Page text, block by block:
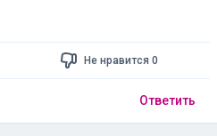
Не нравится 0
Ответить